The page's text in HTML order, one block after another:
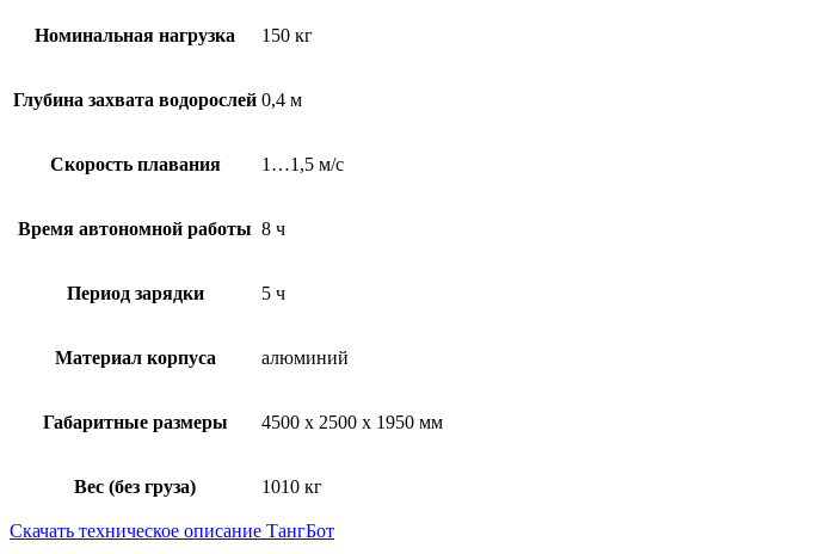
Номинальная нагрузка 150 кг
Глубина захвата водорослей 0,4 м
Скорость плавания 1…1,5 м/с
Время автономной работы 8 ч
Период зарядки 5 ч
Материал корпуса алюминий
Габаритные размеры 4500 х 2500 х 1950 мм
Вес (без груза) 1010 кг
Скачать техническое описание ТангБот